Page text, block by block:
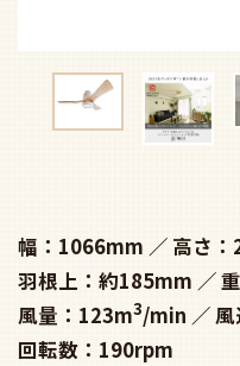
幅：1066mm
高さ
羽根上：約185mm
風量：123m3/min
回転数：190rpm